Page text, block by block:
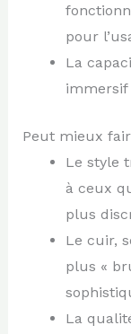
pour
La
immersif
Peut mieux
Le style
à ceux
plus
Le cuir,
plus «
La